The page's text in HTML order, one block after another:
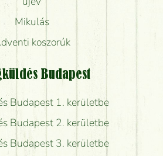
Mikulás
koszorúk
Budapest
Budapest 1. kerületbe
Budapest 2. kerületbe
Budapest 3. kerületbe